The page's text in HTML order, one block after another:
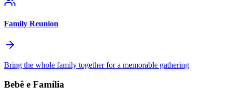
Family Reunion
Bring the whole family together for a memorable gathering
Bebê e Família